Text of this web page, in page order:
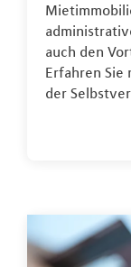
auch den
Erfahren Sie
der